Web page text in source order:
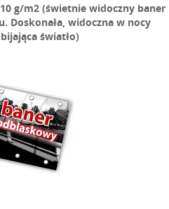
g/m2 (świetnie widoczny baner
Doskonała, widoczna w nocy
światło)